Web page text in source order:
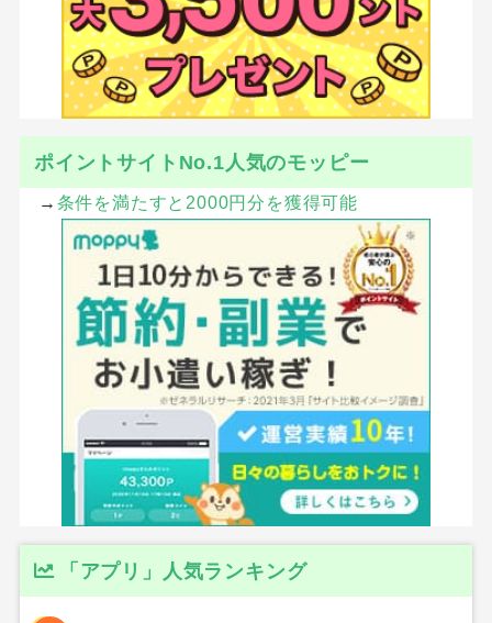
ポイントサイトNo.1人気のモッピー
→ 条件を満たすと2000円分を獲得可能
「アプリ」人気ランキング